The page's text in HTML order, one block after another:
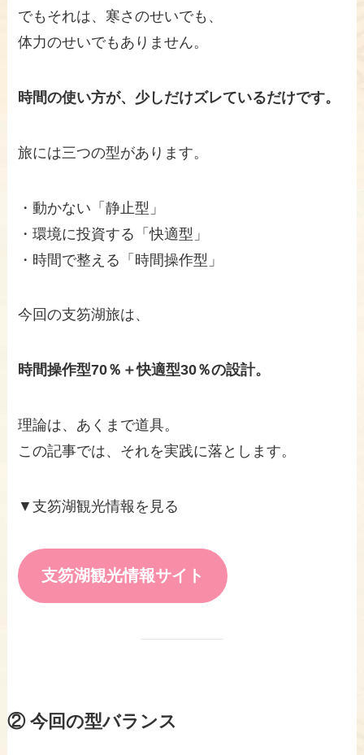
でもそれは、寒さのせいでも、
体力のせいでもありません。
時間の使い方が、少しだけズレているだけです。
旅には三つの型があります。
・動かない「静止型」
・環境に投資する「快適型」
・時間で整える「時間操作型」
今回の支笏湖旅は、
時間操作型70％＋快適型30％の設計。
理論は、あくまで道具。
この記事では、それを実践に落とします。
▼支笏湖観光情報を見る
支笏湖観光情報サイト
② 今回の型バランス